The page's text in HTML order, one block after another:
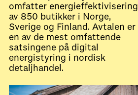
omfatter energieffektivisering
av 850 butikker i Norge,
Sverige og Finland. Avtalen er
en av de mest omfattende
satsingene på digital
energistyring i nordisk
detaljhandel.